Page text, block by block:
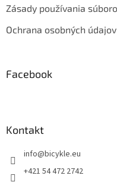
Zásady používania
Ochrana osobných údajov
Facebook
Kontakt
info@bicykle.eu
+421 54 472 2742